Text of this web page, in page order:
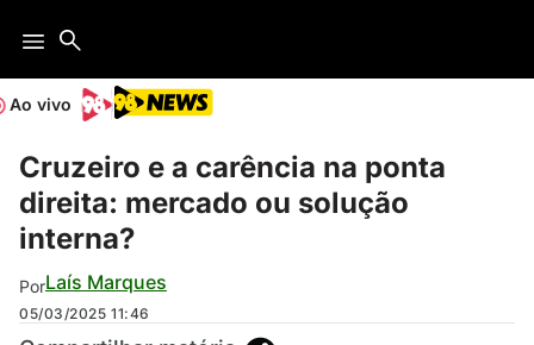
Ao vivo
Cruzeiro e a carência na ponta
direita: mercado ou solução
interna?
PorLaís Marques
05/03/2025 11:46